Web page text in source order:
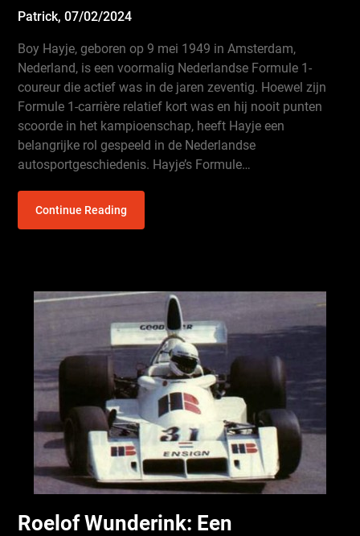
Patrick,07/02/2024
Boy Hayje, geboren op 9 mei 1949 in Amsterdam,
Nederland, is een voormalig Nederlandse Formule 1-
coureur die actief was in de jaren zeventig. Hoewel zijn
Formule 1-carrière relatief kort was en hij nooit punten
scoorde in het kampioenschap, heeft Hayje een
belangrijke rol gespeeld in de Nederlandse
autosportgeschiedenis. Hayje’s Formule…
Continue Reading
Roelof Wunderink: Een